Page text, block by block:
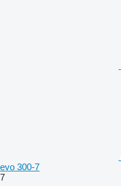
evo 300-7
7